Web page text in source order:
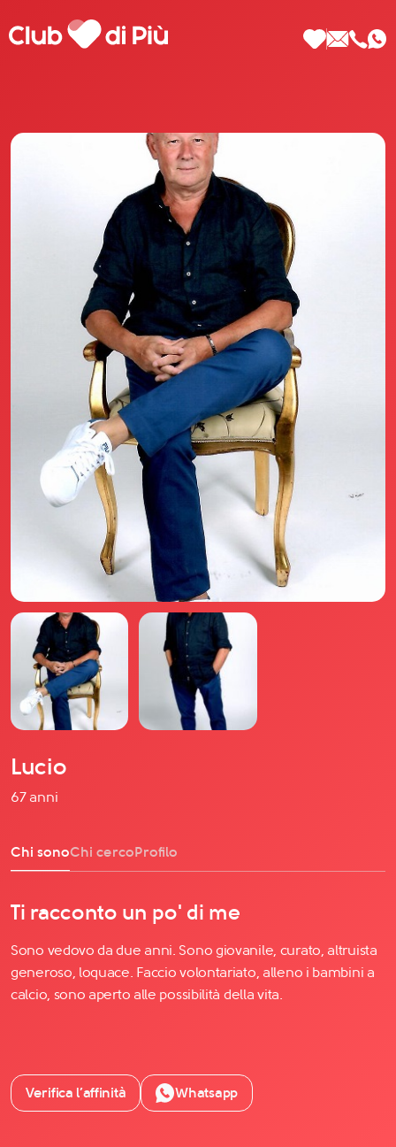
Scopri Club di Più
Le testimonianze Club di Più
La fondatrice Valeria Pilla
Annunci Donne
Agenzia matrimoniale Club di Più
Love Notebook
Il libro Donna di Cuori
Quanto costa Club di Più
Love Academy
Domande Frequenti
Impegno Sociale
Le nostre sedi
YouTube
Instagram
TikTok
Lucio
67 anni
Chi sonoChi cercoProfilo
Ti racconto un po' di me
Sono vedovo da due anni. Sono giovanile, curato, altruista
generoso, loquace. Faccio volontariato, alleno i bambini a
calcio, sono aperto alle possibilità della vita.
Verifica l’affinità Whatsapp